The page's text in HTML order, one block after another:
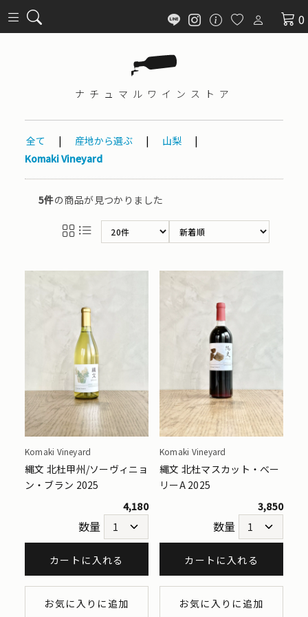
0
ナチュマル ワインストア
全て | 産地から選ぶ | 山梨
|
Komaki Vineyard
5件の商品が見つかりました
Komaki Vineyard
縄文 北杜甲州/ソーヴィニョ
ン・ブラン 2025
4,180
数量
カートに入れる
お気に入りに追加
Komaki Vineyard
縄文 北杜マスカット・べー
リーA 2025
3,850
数量
カートに入れる
お気に入りに追加